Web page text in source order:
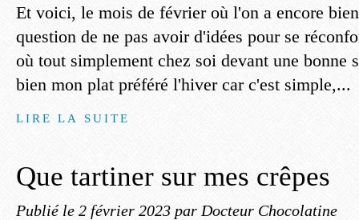
Et voici, le mois de février où l'on a encore
question de ne pas avoir d'idées pour se
où tout simplement chez soi devant une bonne
bien mon plat préféré l'hiver car c'est simple,...
LIRE LA SUITE
Que tartiner sur mes crêpes
Publié le 2 février 2023 par Docteur Chocolatine